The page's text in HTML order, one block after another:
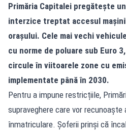
Primăria Capitalei pregătește
interzice treptat accesul
orașului. Cele mai vechi
cu norme de poluare sub Euro
circule în viitoarele zone cu
implementate până în 2030.
Pentru a impune restricțiile,
supraveghere care vor
înmatriculare. Șoferii prinși că